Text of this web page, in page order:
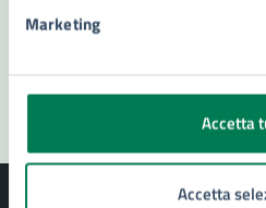
Marketing
Accetta
Accetta
Problemi in città